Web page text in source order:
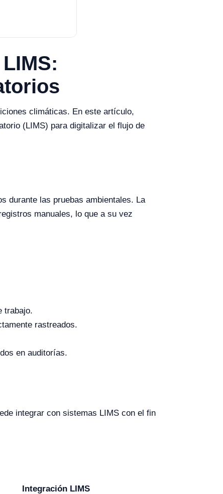
climáticas. En este artículo,
(LIMS) para digitalizar el flujo de
durante las pruebas ambientales. La
manuales, lo que a su vez
trabajo.
rastreados.
en auditorías.
integrar con sistemas LIMS con el fin
Integración LIMS